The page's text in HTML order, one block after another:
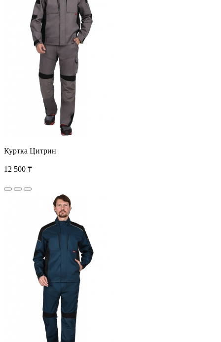
Куртка Цитрин
12 500 ₸